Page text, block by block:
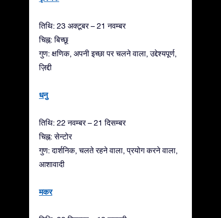
तिथि: 23 अक्टूबर – 21 नवम्बर
चिह्न: बिच्छू
गुण: क्षणिक, अपनी इच्छा पर चलने वाला, उद्देश्यपूर्ण,
ज़िद्दी
धनु
तिथि: 22 नवम्बर – 21 दिसम्बर
चिह्न: सेन्टोर
गुण: दार्शनिक, चलते रहने वाला, प्रयोग करने वाला,
आशावादी
मकर